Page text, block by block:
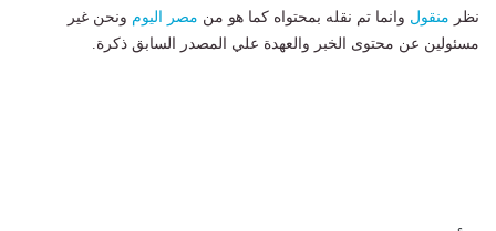
نظر منقول وانما تم نقله بمحتواه كما هو من مصر اليوم ونحن غير
مسئولين عن محتوى الخبر والعهدة علي المصدر السابق ذكرة.